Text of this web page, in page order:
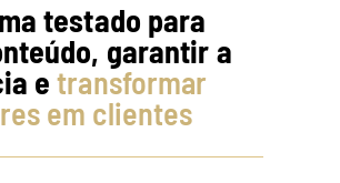
testado para
garantir a
etransformar
em clientes